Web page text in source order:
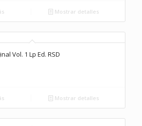
Mostrar detalles
Vol. 1 Lp Ed. RSD
Mostrar detalles